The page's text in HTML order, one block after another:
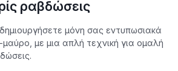
ραβδώσεις
μόνη σας εντυπωσιακά
με μια απλή τεχνική για ομαλή